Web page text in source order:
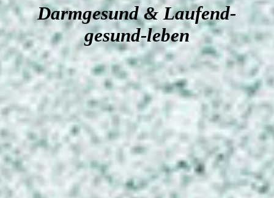
Darmgesund & Laufend-
gesund-leben
Qualifikationen/ Zusatzausbildungen
GALERIE
Blog/ News
Impressum